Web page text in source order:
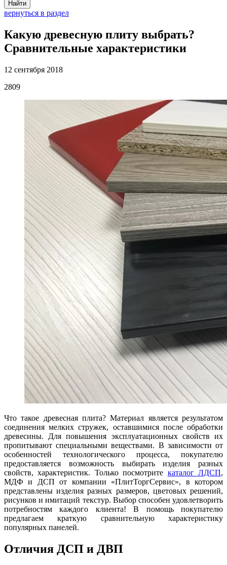
Найти
вернуться в раздел
Какую древесную плиту выбрать?
Сравнительные характеристики
12 сентября 2018
2809
Что такое древесная плита? Материал является результатом
соединения мелких стружек, оставшимися после обработки
древесины. Для повышения эксплуатационных свойств их
пропитывают специальными веществами. В зависимости от
особенностей технологического процесса, покупателю
предоставляется возможность выбирать изделия разных
свойств, характеристик. Только посмотрите каталог ЛДСП,
МДФ и ДСП от компании «ПлитТоргСервис», в котором
представлены изделия разных размеров, цветовых решений,
рисунков и имитаций текстур. Выбор способен удовлетворить
потребностям каждого клиента! В помощь покупателю
предлагаем краткую сравнительную характеристику
популярных панелей.
Отличия ДСП и ДВП